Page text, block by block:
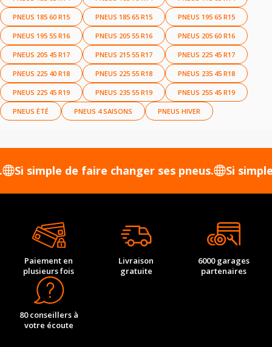
PNEUS 185 60 R15 PNEUS 185 65 R15 PNEUS 195 65 R15
PNEUS 195 55 R16 PNEUS 205 55 R16 PNEUS 205 60 R16
PNEUS 205 45 R17 PNEUS 215 55 R17 PNEUS 225 45 R17
PNEUS 225 40 R18 PNEUS 225 55 R18 PNEUS 235 45 R18
PNEUS 225 45 R19 PNEUS 235 55 R19 PNEUS 255 45 R19
PNEUS ÉTÉ PNEUS 4 SAISONS PNEUS HIVER
de faire changer ses pneus. Si simple de
Paiement en
plusieurs fois
Livraison
gratuite
6000 garages
partenaires
80 conseillers à
votre écoute